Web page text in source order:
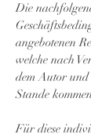
Die
angebotenen
welche nach
dem Autor und
Stande
Für diese